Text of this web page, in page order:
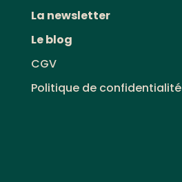
La newsletter
Le blog
CGV
Politique de confidentialité